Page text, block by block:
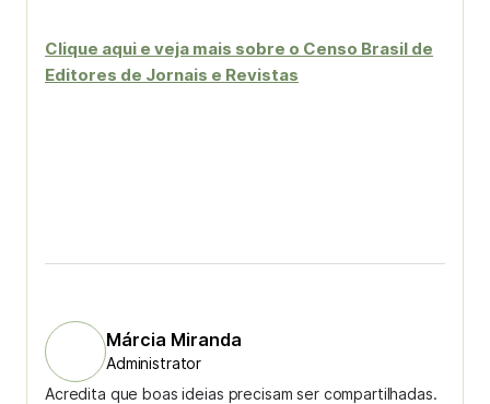
Clique aqui e veja mais sobre o Censo Brasil de
Editores de Jornais e Revistas
Márcia Miranda
Administrator
Acredita que boas ideias precisam ser compartilhadas.